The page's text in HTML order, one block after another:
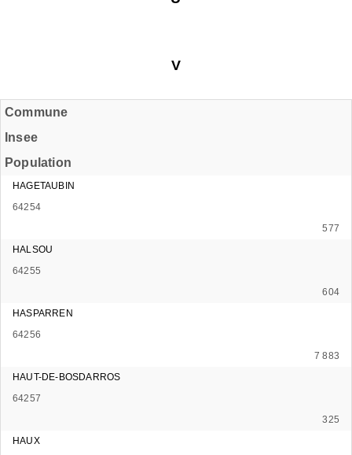
V
Commune
Insee
Population
HAGETAUBIN
64254
577
HALSOU
64255
604
HASPARREN
64256
7 883
HAUT-DE-BOSDARROS
64257
325
HAUX